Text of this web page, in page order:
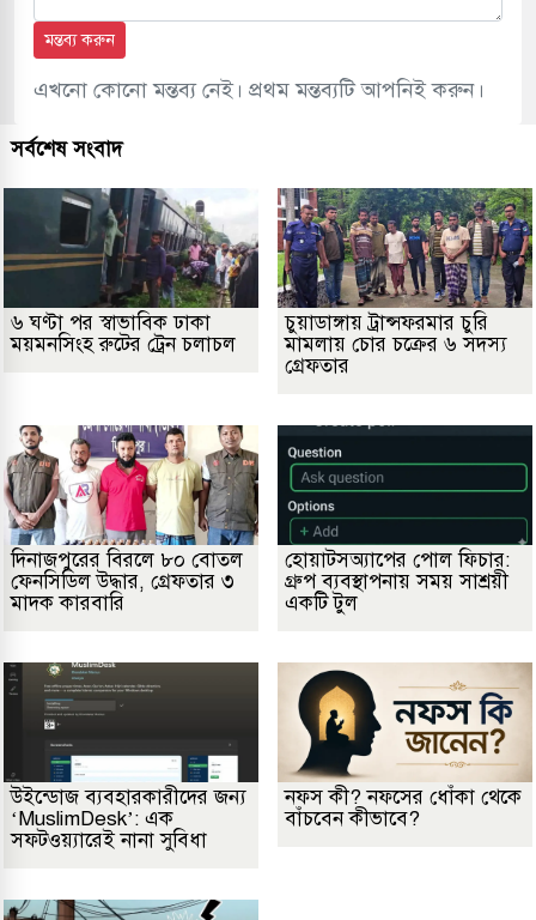
মন্তব্য করুন
এখনো কোনো মন্তব্য নেই। প্রথম মন্তব্যটি আপনিই করুন।
সর্বশেষ সংবাদ
৬ ঘণ্টা পর স্বাভাবিক ঢাকা
ময়মনসিংহ রুটের ট্রেন চলাচল
চুয়াডাঙ্গায় ট্রান্সফরমার চুরি
মামলায় চোর চক্রের ৬ সদস্য
গ্রেফতার
দিনাজপুরের বিরলে ৮০ বোতল
ফেনসিডিল উদ্ধার, গ্রেফতার ৩
মাদক কারবারি
হোয়াটসঅ্যাপের পোল ফিচার:
গ্রুপ ব্যবস্থাপনায় সময় সাশ্রয়ী
একটি টুল
উইন্ডোজ ব্যবহারকারীদের জন্য
‘MuslimDesk’: এক
সফটওয়্যারেই নানা সুবিধা
নফস কী? নফসের ধোঁকা থেকে
বাঁচবেন কীভাবে?